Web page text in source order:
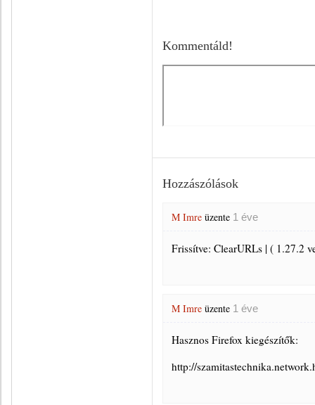
Kommentáld!
Hozzászólások
M Imre üzente 1 éve
Frissítve: ClearURLs | ( 1.27.2
M Imre üzente 1 éve
Hasznos Firefox kiegészítők:
http://